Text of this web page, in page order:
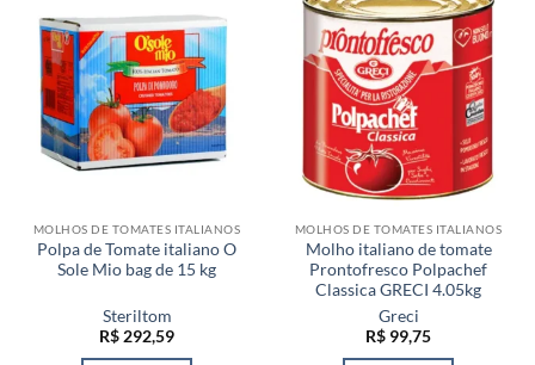
MOLHOS DE TOMATES ITALIANOS
Polpa de Tomate italiano O
Sole Mio bag de 15 kg
Steriltom
R$292,59
MOLHOS DE TOMATES ITALIANOS
Molho italiano de tomate
Prontofresco Polpachef
Classica GRECI 4.05kg
Greci
R$ 99,75